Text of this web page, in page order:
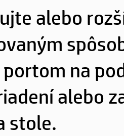
alebo
na
alebo
stole.